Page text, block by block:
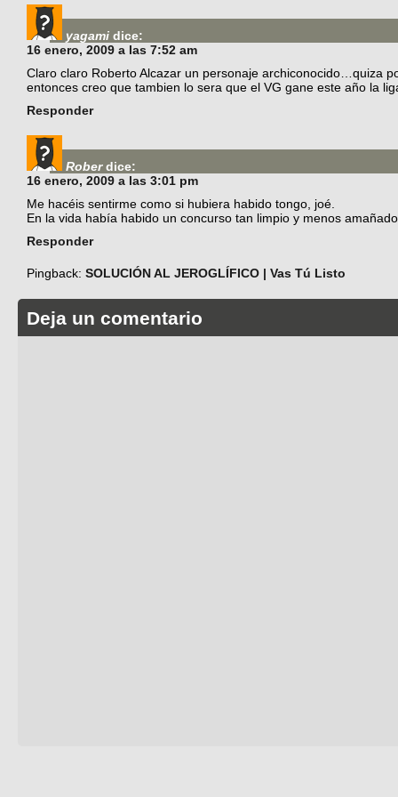
yagami dice:
16 enero, 2009 a las 7:52 am
Claro claro Roberto Alcazar un personaje archiconocido…quiza
entonces creo que tambien lo sera que el VG gane este año la
Responder
Rober dice:
16 enero, 2009 a las 3:01 pm
Me hacéis sentirme como si hubiera habido tongo, joé.
En la vida había habido un concurso tan limpio y menos
Responder
Pingback: SOLUCIÓN AL JEROGLÍFICO | Vas Tú Listo
Deja un comentario